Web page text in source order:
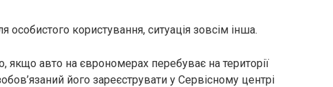
особистого користування, ситуація зовсім інша.
якщо авто на єврономерах перебуває на території
його зареєструвати у Сервісному центрі